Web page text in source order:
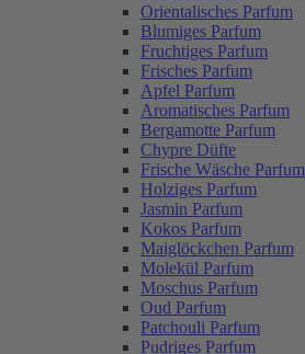
Orientalisches Parfum
Blumiges Parfum
Fruchtiges Parfum
Frisches Parfum
Apfel Parfum
Aromatisches Parfum
Bergamotte Parfum
Chypre Düfte
Frische Wäsche Parfum
Holziges Parfum
Jasmin Parfum
Kokos Parfum
Maiglöckchen Parfum
Molekül Parfum
Moschus Parfum
Oud Parfum
Patchouli Parfum
Pudriges Parfum